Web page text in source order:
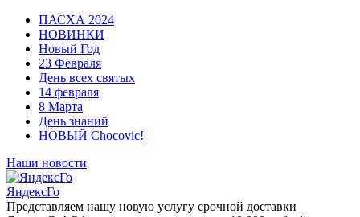
ПАСХА 2024
НОВИНКИ
Новый Год
23 Февраля
День всех святых
14 февраля
8 Марта
День знаний
НОВЫЙ Chocovic!
Наши новости
ЯндексГо
Представляем нашу новую услугу срочной доставки